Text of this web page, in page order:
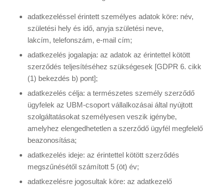
adatkezeléssel érintett személyes adatok köre: név,
születési hely és idő, anyja születési neve,
lakcím, telefonszám, e-mail cím;
adatkezelés jogalapja: az adatok az érintettel kötött
szerződés teljesítéséhez szükségesek [GDPR 6. cikk
(1) bekezdés b) pont];
adatkezelés célja: a természetes személy szerződő
ügyfelek az UBM-csoport vállalkozásai által nyújtott
szolgáltatásokat személyesen veszik igénybe,
amelyhez elengedhetetlen a szerződő ügyfél megfelelő
beazonosítása;
adatkezelés ideje: az érintettel kötött szerződés
megszűnésétől számított 5 (öt) év;
adatkezelésre jogosultak köre: az adatkezelő